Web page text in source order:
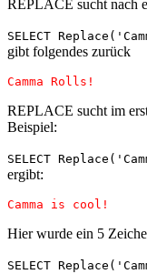
REPLACE sucht nach
SELECT
gibt folgendes zurück
Camma Rolls!
REPLACE sucht im
Beispiel:
SELECT
ergibt:
Camma is cool!
Hier wurde ein 5
SELECT